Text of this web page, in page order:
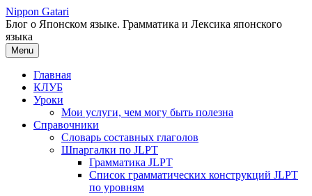
Перейти
к
содержимому
Nippon Gatari
Блог о Японском языке. Грамматика и Лексика японского
языка
Menu
Главная
КЛУБ
Уроки
Мои услуги, чем могу быть полезна
Справочники
Словарь составных глаголов
Шпаргалки по JLPT
Грамматика JLPT
Список грамматических конструкций JLPT
по уровням